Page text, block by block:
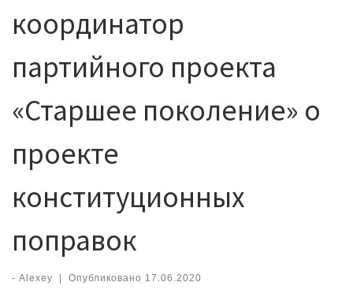
координатор
партийного проекта
«Старшее поколение» о
проекте
конституционных
поправок
- Alexey | Опубликовано 17.06.2020